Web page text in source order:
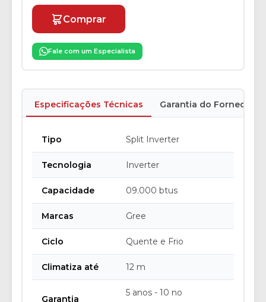
Comprar
Fale com um Especialista
Especificações Técnicas Garantia do Fornecedor
Tipo Split Inverter
Tecnologia Inverter
Capacidade 09.000 btus
Marcas Gree
Ciclo Quente e Frio
Climatiza até 12 m
Garantia
5 anos - 10 no